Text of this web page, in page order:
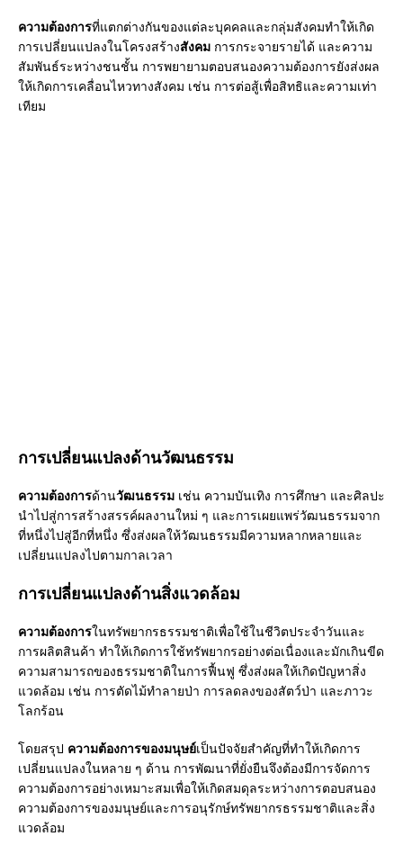
ความต้องการที่แตกต่างกันของแต่ละบุคคลและกลุ่มสังคมทำให้เกิด
การเปลี่ยนแปลงในโครงสร้างสังคม การกระจายรายได้ และความ
สัมพันธ์ระหว่างชนชั้น การพยายามตอบสนองความต้องการยังส่งผล
ให้เกิดการเคลื่อนไหวทางสังคม เช่น การต่อสู้เพื่อสิทธิและความเท่า
เทียม
การเปลี่ยนแปลงด้านวัฒนธรรม
ความต้องการด้านวัฒนธรรม เช่น ความบันเทิง การศึกษา และศิลปะ
นำไปสู่การสร้างสรรค์ผลงานใหม่ ๆ และการเผยแพร่วัฒนธรรมจาก
ที่หนึ่งไปสู่อีกที่หนึ่ง ซึ่งส่งผลให้วัฒนธรรมมีความหลากหลายและ
เปลี่ยนแปลงไปตามกาลเวลา
การเปลี่ยนแปลงด้านสิ่งแวดล้อม
ความต้องการในทรัพยากรธรรมชาติเพื่อใช้ในชีวิตประจำวันและ
การผลิตสินค้า ทำให้เกิดการใช้ทรัพยากรอย่างต่อเนื่องและมักเกินขีด
ความสามารถของธรรมชาติในการฟื้นฟู ซึ่งส่งผลให้เกิดปัญหาสิ่ง
แวดล้อม เช่น การตัดไม้ทำลายป่า การลดลงของสัตว์ป่า และภาวะ
โลกร้อน
โดยสรุป ความต้องการของมนุษย์เป็นปัจจัยสำคัญที่ทำให้เกิดการ
เปลี่ยนแปลงในหลาย ๆ ด้าน การพัฒนาที่ยั่งยืนจึงต้องมีการจัดการ
ความต้องการอย่างเหมาะสมเพื่อให้เกิดสมดุลระหว่างการตอบสนอง
ความต้องการของมนุษย์และการอนุรักษ์ทรัพยากรธรรมชาติและสิ่ง
แวดล้อม